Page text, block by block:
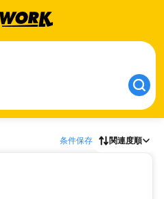
条件保存 関連度順